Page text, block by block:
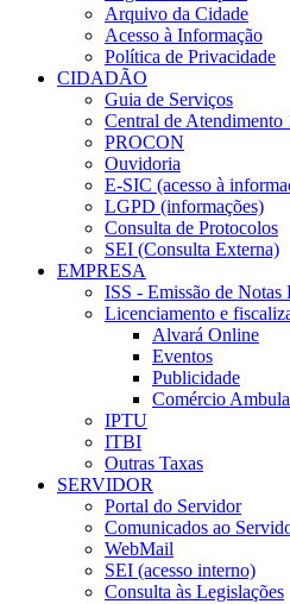
Arquivo da Cidade
Acesso à Informação
Política de Privacidade
CIDADÃO
Guia de Serviços
Central de Atendimento
PROCON
Ouvidoria
E-SIC (acesso à
LGPD (informações)
Consulta de Protocolos
SEI (Consulta Externa)
EMPRESA
ISS - Emissão de Notas
Licenciamento e
Alvará Online
Eventos
Publicidade
Comércio
IPTU
ITBI
Outras Taxas
SERVIDOR
Portal do Servidor
Comunicados ao
WebMail
SEI (acesso interno)
Consulta às Legislações